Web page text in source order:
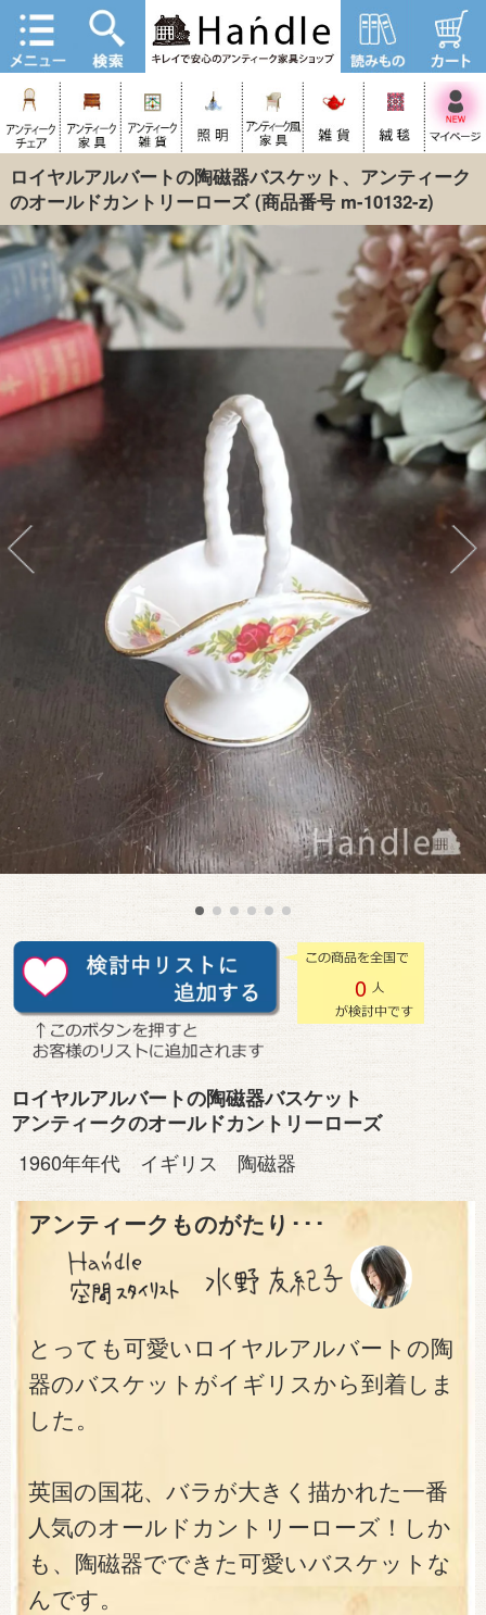
ロイヤルアルバートの陶磁器バスケット、アンティーク
のオールドカントリーローズ(商品番号 m-10132-z)
0
ロイヤルアルバートの陶磁器バスケット
アンティークのオールドカントリーローズ
1960年年代 イギリス 陶磁器
アンティークものがたり･･･
とっても可愛いロイヤルアルバートの陶
器のバスケットがイギリスから到着しま
した。
英国の国花、バラが大きく描かれた一番
人気のオールドカントリーローズ！しか
も、陶磁器でできた可愛いバスケットな
んです。